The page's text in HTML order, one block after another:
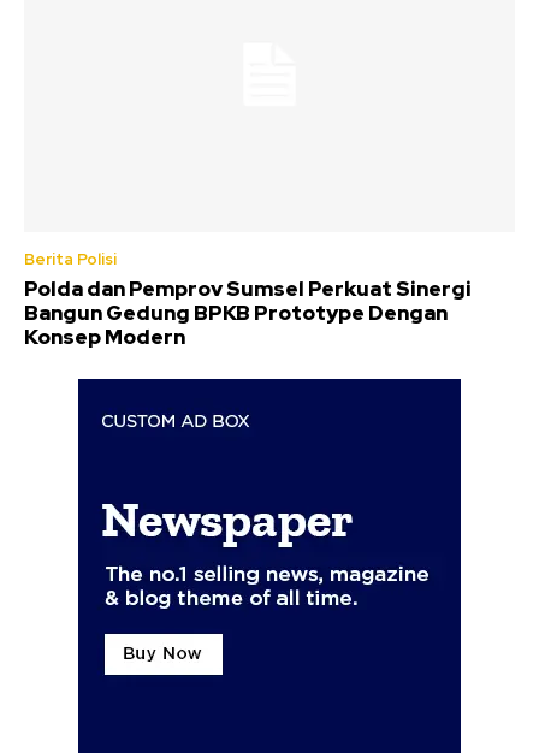
Berita Polisi
Polda dan Pemprov Sumsel Perkuat Sinergi
Bangun Gedung BPKB Prototype Dengan
Konsep Modern